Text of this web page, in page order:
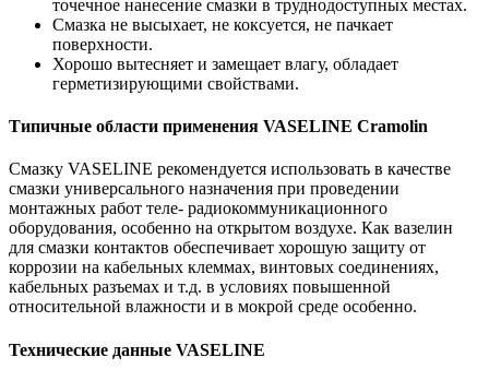
точечное нанесение смазки в труднодоступных местах.
Смазка не высыхает, не коксуется, не пачкает
поверхности.
Хорошо вытесняет и замещает влагу, обладает
герметизирующими свойствами.
Типичные области применения VASELINE Cramolin
Смазку VASELINE рекомендуется использовать в качестве
смазки универсального назначения при проведении
монтажных работ теле- радиокоммуникационного
оборудования, особенно на открытом воздухе. Как вазелин
для смазки контактов обеспечивает хорошую защиту от
коррозии на кабельных клеммах, винтовых соединениях,
кабельных разъемах и т.д. в условиях повышенной
относительной влажности и в мокрой среде особенно.
Технические данные VASELINE